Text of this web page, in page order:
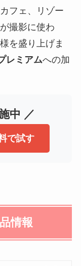
フェ、リゾー
撮影に使わ
を盛り上げま
レミアムへの加
中 ／
で試す
情報